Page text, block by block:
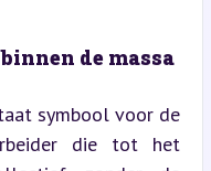
de massa
symbool voor de
die tot het